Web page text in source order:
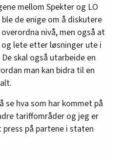
mellom Spekter og LO
de enige om å diskutere
nivå, men også at
lete etter løsninger ute i
skal også utarbeide en
man kan bidra til en
se hva som har kommet på
tariffområder og jeg er
på partene i staten